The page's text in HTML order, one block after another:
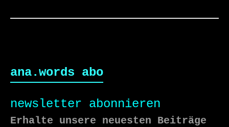
ana.words abo
newsletter abonnieren
Erhalte unsere neuesten Beiträge